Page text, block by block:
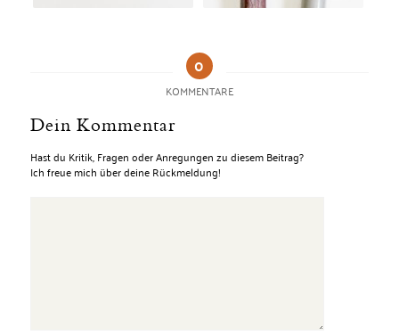
0
KOMMENTARE
Dein Kommentar
Hast du Kritik, Fragen oder Anregungen zu diesem Beitrag?
Ich freue mich über deine Rückmeldung!